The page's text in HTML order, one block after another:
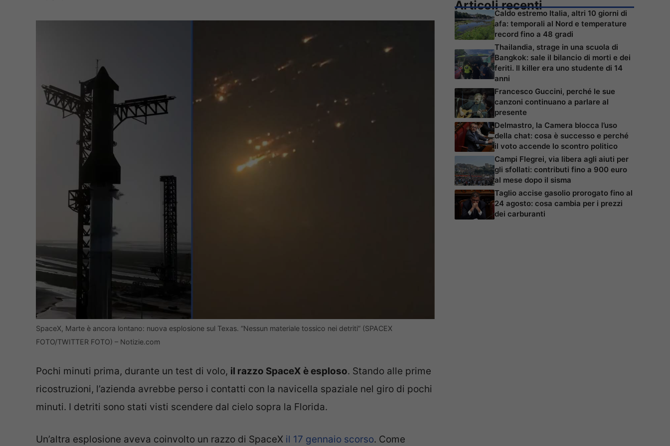
SpaceX, Marte è ancora lontano: nuova esplosione sul Texas. “Nessun materiale tossico nei detriti” (SPACEX
FOTO/TWITTER FOTO) – Notizie.com
Pochi minuti prima, durante un test di volo, il razzo SpaceX è esploso. Stando alle prime
ricostruzioni, l’azienda avrebbe perso i contatti con la navicella spaziale nel giro di pochi
minuti. I detriti sono stati visti scendere dal cielo sopra la Florida.
Un’altra esplosione aveva coinvolto un razzo di SpaceX il 17 gennaio scorso. Come
Articoli recenti
Caldo estremo Italia, altri 10 giorni di
afa: temporali al Nord e temperature
record fino a 48 gradi
Thailandia, strage in una scuola di
Bangkok: sale il bilancio di morti e dei
feriti. Il killer era uno studente di 14
anni
Francesco Guccini, perché le sue
canzoni continuano a parlare al
presente
Delmastro, la Camera blocca l’uso
della chat: cosa è successo e perché
il voto accende lo scontro politico
Campi Flegrei, via libera agli aiuti per
gli sfollati: contributi fino a 900 euro
al mese dopo il sisma
Taglio accise gasolio prorogato fino al
24 agosto: cosa cambia per i prezzi
dei carburanti